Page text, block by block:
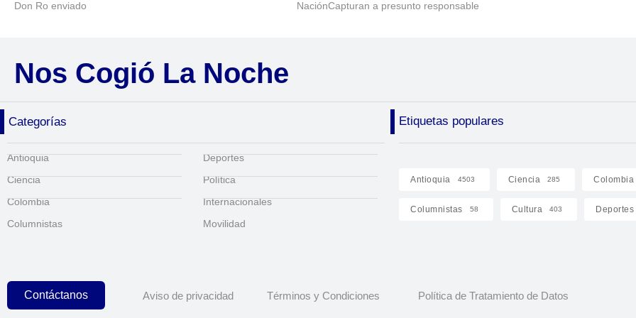
Don Ro enviado
NaciónCapturan a presunto responsable
Nos Cogió La Noche
Categorías Etiquetas populares
Antioquia
Ciencia
Colombia
Columnistas
Deportes
Política
Internacionales
Movilidad
Antioquia 4503 Ciencia 285 Colombia
Columnistas 58 Cultura 403 Deportes
Contáctanos Aviso de privacidad Términos y Condiciones Política de Tratamiento de Datos